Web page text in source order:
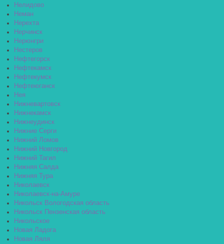
Нелидово
Неман
Нерехта
Нерчинск
Нерюнгри
Нестеров
Нефтегорск
Нефтекамск
Нефтекумск
Нефтеюганск
Нея
Нижневартовск
Нижнекамск
Нижнеудинск
Нижние Серги
Нижний Ломов
Нижний Новгород
Нижний Тагил
Нижняя Салда
Нижняя Тура
Николаевск
Николаевск-на-Амуре
Никольск Вологодская область
Никольск Пензенская область
Никольское
Новая Ладога
Новая Ляля